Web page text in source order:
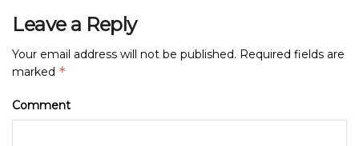
Leave a Reply
Your email address will not be published. Required fields are
marked *
Comment